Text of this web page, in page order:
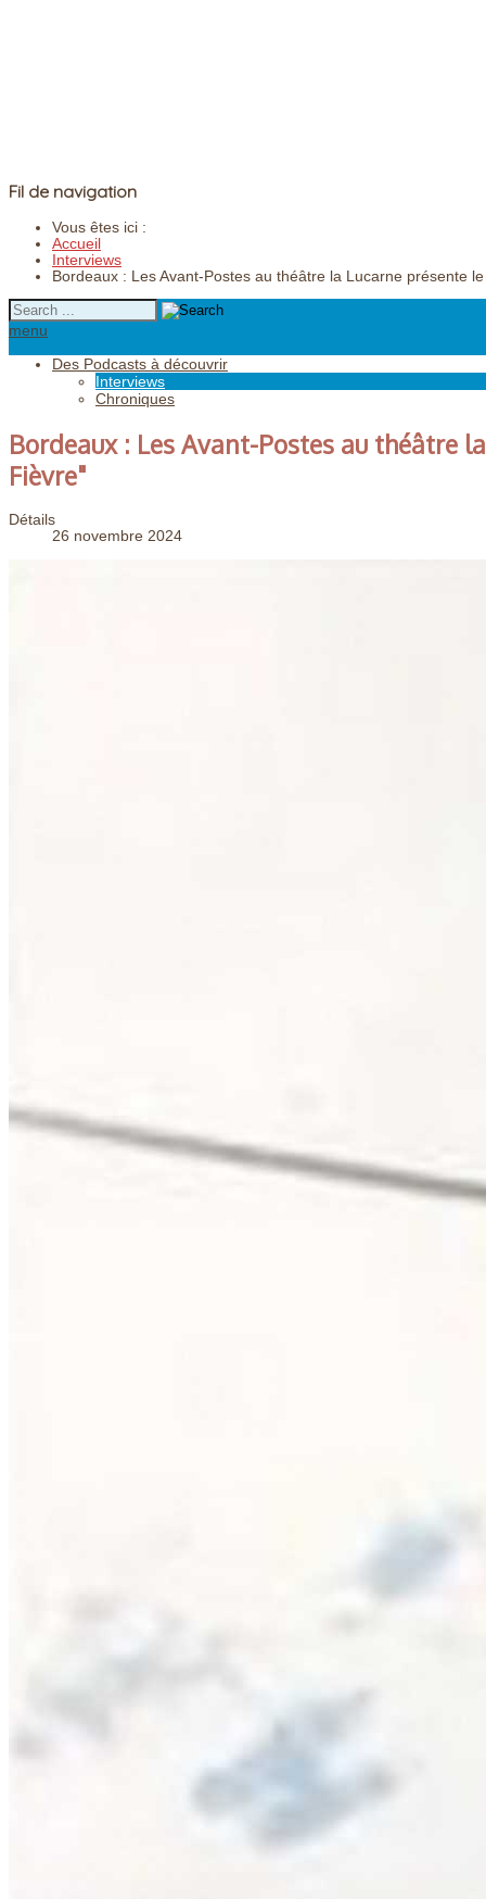
Fil de navigation
Vous êtes ici :
Accueil
Interviews
Bordeaux : Les Avant-Postes au théâtre la Lucarne présente
menu
Des Podcasts à découvrir
Interviews
Chroniques
Bordeaux : Les Avant-Postes au théâtre
Fièvre"
Détails
26 novembre 2024